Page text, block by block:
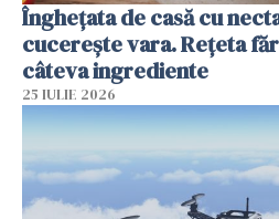
Înghețata de casă cu
cucerește vara. Rețeta
câteva ingrediente
25 IULIE 2026